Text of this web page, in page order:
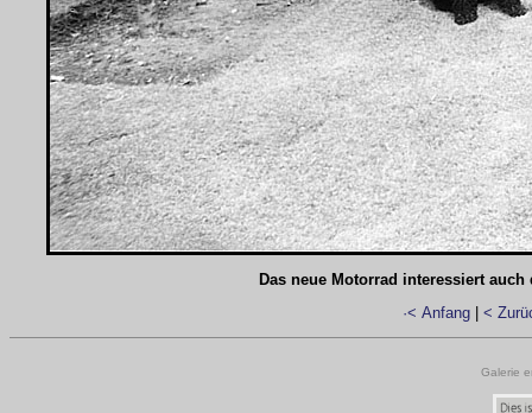
Das neue Motorrad interessiert
·< Anfang| <
Galerie